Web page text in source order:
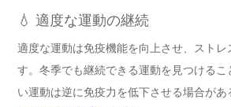
💧 適度な運動の継続
適度な運動は免疫機能を向上させ、スト
す。冬季でも継続できる運動を見つけるこ
い運動は逆に免疫力を低下させる場合があ